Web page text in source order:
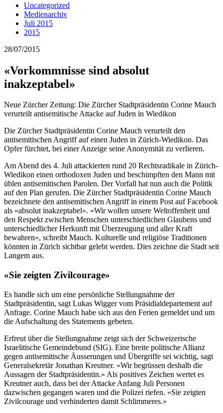
Uncategorized
Medienarchiv
Juli 2015
2015
28/07/2015
«Vorkommnisse sind absolut
inakzeptabel»
Neue Zürcher Zeitung: Die Zürcher Stadtpräsidentin Corine Mauch
verurteilt antisemitische Attacke auf Juden in Wiedikon
Die Zürcher Stadtpräsidentin Corine Mauch verurteilt den
antisemitischen Angriff auf einen Juden in Zürich-Wiedikon. Das
Opfer fürchtet, bei einer Anzeige seine Anonymität zu verlieren.
Am Abend des 4. Juli attackierten rund 20 Rechtsradikale in Zürich-
Wiedikon einen orthodoxen Juden und beschimpften den Mann mit
üblen antisemitischen Parolen. Der Vorfall hat nun auch die Politik
auf den Plan gerufen. Die Zürcher Stadtpräsidentin Corine Mauch
bezeichnete den antisemitischen Angriff in einem Post auf Facebook
als «absolut inakzeptabel». «Wir wollen unsere Weltoffenheit und
den Respekt zwischen Menschen unterschiedlichen Glaubens und
unterschiedlicher Herkunft mit Überzeugung und aller Kraft
bewahren», schreibt Mauch. Kulturelle und religiöse Traditionen
könnten in Zürich sichtbar gelebt werden. Dies zeichne die Stadt seit
Langem aus.
«Sie zeigten Zivilcourage»
Es handle sich um eine persönliche Stellungnahme der
Stadtpräsidentin, sagt Lukas Wigger vom Präsidialdepartement auf
Anfrage. Corine Mauch habe sich aus den Ferien gemeldet und um
die Aufschaltung des Statements gebeten.
Erfreut über die Stellungnahme zeigt sich der Schweizerische
Israelitische Gemeindebund (SIG). Eine breite politische Allianz
gegen antisemitische Äusserungen und Übergriffe sei wichtig, sagt
Generalsekretär Jonathan Kreutner. «Wir begrüssen deshalb die
Aussagen der Stadtpräsidentin.» Als positives Zeichen wertet es
Kreutner auch, dass bei der Attacke Anfang Juli Personen
dazwischen gegangen waren und die Polizei riefen. «Sie zeigten
Zivilcourage und verhinderten damit Schlimmeres.»